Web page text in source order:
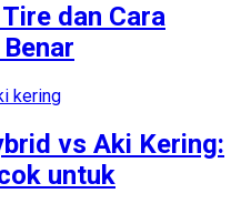
dan Cara
vs Aki Kering:
untuk